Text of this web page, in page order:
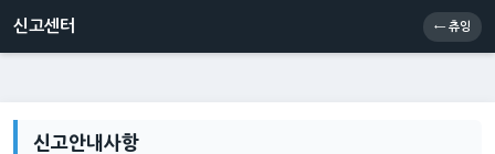
신고센터 메인
신고센터 ← 츄잉
신고안내사항